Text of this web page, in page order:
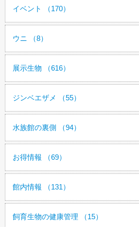
イベント （170）
ウニ （8）
展示生物 （616）
ジンベエザメ （55）
水族館の裏側 （94）
お得情報 （69）
館内情報 （131）
飼育生物の健康管理 （15）